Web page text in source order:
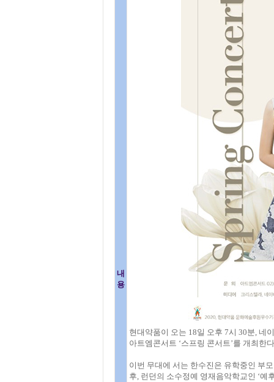
내
용
현대약품이 오는 18일 오후 7시 30분, 네
아트엠콘서트 ‘스프링 콘서트’를 개최한
이번 무대에 서는 한수진은 유학중인 부
후, 런던의 소수정예 영재음악학교인 ‘예